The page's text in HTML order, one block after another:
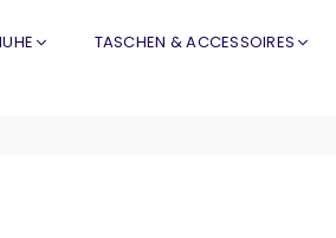
TASCHEN & ACCESSOIRES